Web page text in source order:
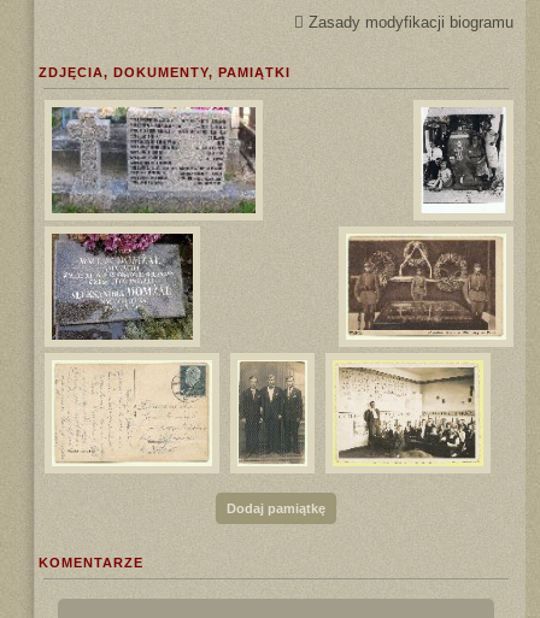
Zasady modyfikacji biogramu
ZDJĘCIA, DOKUMENTY, PAMIĄTKI
Dodaj pamiątkę
KOMENTARZE